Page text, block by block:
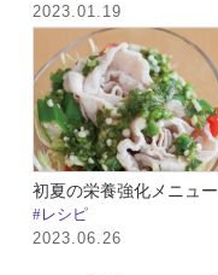
2023.01.19
初夏の栄養強化メニュー
#レシピ
2023.06.26